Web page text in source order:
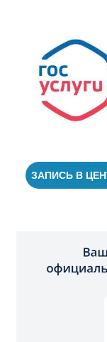
ЗАПИСЬ В